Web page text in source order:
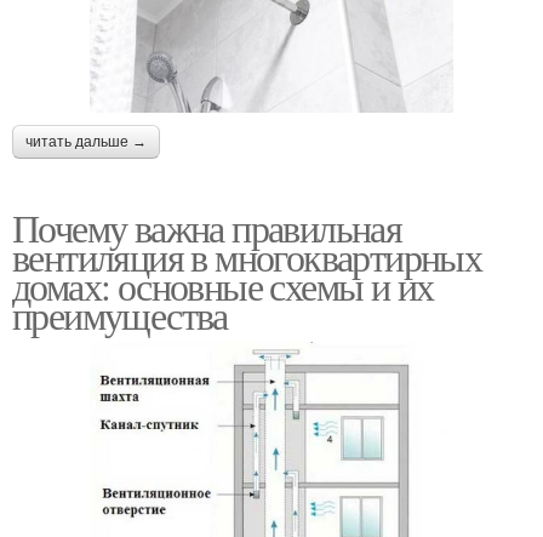
читать дальше →
Почему важна правильная
вентиляция в многоквартирных
домах: основные схемы и их
преимущества